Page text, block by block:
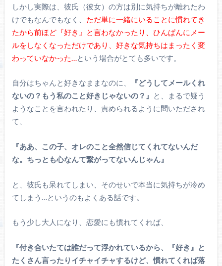
しかし実際は、彼氏（彼女）の方は別に気持ちが離れたわ
けでもなんでもなく、 ただ単に一緒にいることに慣れてき
たから前ほど『好き』と言わなかったり、ひんぱんにメー
ルをしなくなっただけであり、好きな気持ちはまったく変
わっていなかった…という場合がとても多いです。
自分はちゃんと好きなままなのに、
『どうしてメールくれ
ないの？もう私のこと好きじゃないの？』 と、まるで疑う
ようなことを言われたり、責められるように問いただされ
て、
『ああ、この子、オレのこと全然信じてくれてないんだ
な。ちっとも心なんて繋がってないんじゃん』
と、彼氏も呆れてしまい、そのせいで本当に気持ちが冷め
てしまう…というのもよくある話です。
もう少し大人になり、恋愛にも慣れてくれば、
『付き合いたては誰だって浮かれているから、『好き』と
たくさん言ったりイチャイチャするけど、慣れてくれば落